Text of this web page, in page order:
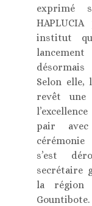
exprimé
institut
Selon elle,
revêt une
pair
s’est
secrétaire
la région